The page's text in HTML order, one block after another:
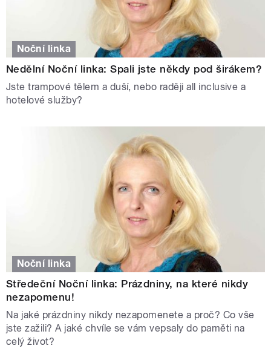
Noční linka
Nedělní Noční linka: Spali jste někdy pod širákem?
Jste trampové tělem a duší, nebo raději all inclusive a
hotelové služby?
Noční linka
Středeční Noční linka: Prázdniny, na které nikdy
nezapomenu!
Na jaké prázdniny nikdy nezapomenete a proč? Co vše
jste zažili? A jaké chvíle se vám vepsaly do paměti na
celý život?